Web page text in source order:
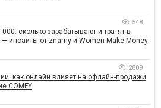
548
сколько зарабатывают и тратят в
— инсайты от znamy и Women Make Money
2809
как онлайн влияет на офлайн-продажи
COMFY